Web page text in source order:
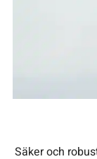
Säker och